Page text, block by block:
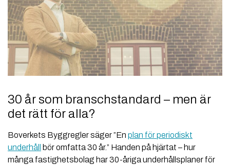
30 år som branschstandard – men är
det rätt för alla?
Boverkets Byggregler säger ”En plan för periodiskt
underhåll
bör omfatta 30 år.” Handen på hjärtat – hur
många fastighetsbolag har 30-åriga underhållsplaner för